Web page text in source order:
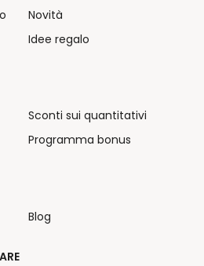
Novità
Idee regalo
Sconti sui quantitativi
Programma bonus
Blog